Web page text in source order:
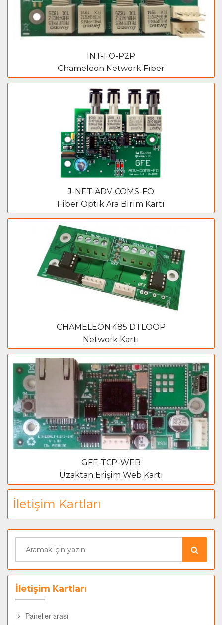
İletişim Kartları
Paneller arası
İletişim Kartları
GFE-TCP-WEB
Uzaktan Erişim Web Kartı
CHAMELEON 485 DTLOOP
Network Kartı
J-NET-ADV-COMS-FO
Fiber Optik Ara Birim Kartı
INT-FO-P2P
Chameleon Network Fiber